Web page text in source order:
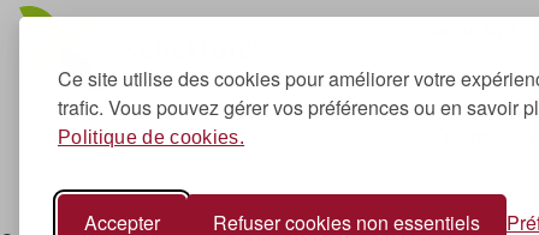
Ce site utilise des cookies pour améliorer votre
trafic. Vous pouvez gérer vos préférences ou en savoir
Politique de cookies.
Accepter Refuser cookies non essentiels
Trouvez
Trouvez un